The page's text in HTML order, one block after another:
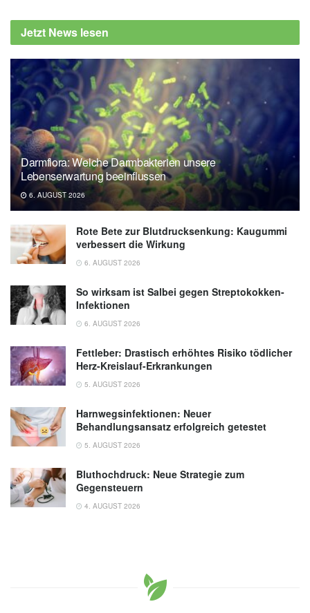
depend on gut bacteria?, UT Southwestern
Medical Center (Veröffentlicht 06.03.2020),
Yaoyao Shi, Wenxin Zheng, Kaiting Yang,
Katharine G. Harris, Kaiyuan Ni et al.:
Intratumoral accumulation of gut microbiota
facilitates CD47-based immunotherapy via
STING signaling, in Journal of Experimental
Medicine (Veröffentlicht 06.03.2020),JEM
Jetzt News lesen
Darmflora: Welche Darmbakterien unsere
Lebenserwartung beeinflussen
6. AUGUST 2026
Rote Bete zur Blutdrucksenkung: Kaugummi
verbessert die Wirkung
6. AUGUST 2026
So wirksam ist Salbei gegen Streptokokken-
Infektionen
6. AUGUST 2026
Fettleber: Drastisch erhöhtes Risiko tödlicher
Herz-Kreislauf-Erkrankungen
5. AUGUST 2026
Harnwegsinfektionen: Neuer
Behandlungsansatz erfolgreich getestet
5. AUGUST 2026
Bluthochdruck: Neue Strategie zum
Gegensteuern
4. AUGUST 2026